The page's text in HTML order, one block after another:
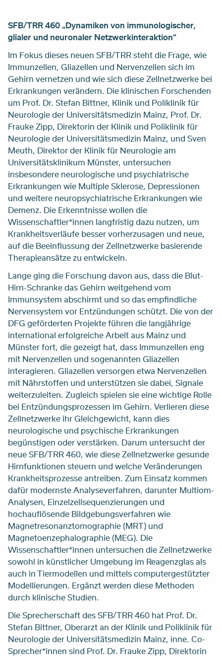
SFB/TRR 460 „Dynamiken von immunologischer,
glialer und neuronaler Netzwerkinteraktion“
Im Fokus dieses neuen SFB/TRR steht die Frage, wie
Immunzellen, Gliazellen und Nervenzellen sich im
Gehirn vernetzen und wie sich diese Zellnetzwerke bei
Erkrankungen verändern. Die klinischen Forschenden
um Prof. Dr. Stefan Bittner, Klinik und Poliklinik für
Neurologie der Universitätsmedizin Mainz, Prof. Dr.
Frauke Zipp, Direktorin der Klinik und Poliklinik für
Neurologie der Universitätsmedizin Mainz, und Sven
Meuth, Direktor der Klinik für Neurologie am
Universitätsklinikum Münster, untersuchen
insbesondere neurologische und psychiatrische
Erkrankungen wie Multiple Sklerose, Depressionen
und weitere neuropsychiatrische Erkrankungen wie
Demenz. Die Erkenntnisse wollen die
Wissenschaftler*innen langfristig dazu nutzen, um
Krankheitsverläufe besser vorherzusagen und neue,
auf die Beeinflussung der Zellnetzwerke basierende
Therapieansätze zu entwickeln.
Lange ging die Forschung davon aus, dass die Blut-
Hirn-Schranke das Gehirn weitgehend vom
Immunsystem abschirmt und so das empfindliche
Nervensystem vor Entzündungen schützt. Die von der
DFG geförderten Projekte führen die langjährige
international erfolgreiche Arbeit aus Mainz und
Münster fort, die gezeigt hat, dass Immunzellen eng
mit Nervenzellen und sogenannten Gliazellen
interagieren. Gliazellen versorgen etwa Nervenzellen
mit Nährstoffen und unterstützen sie dabei, Signale
weiterzuleiten. Zugleich spielen sie eine wichtige Rolle
bei Entzündungsprozessen im Gehirn. Verlieren diese
Zellnetzwerke ihr Gleichgewicht, kann dies
neurologische und psychische Erkrankungen
begünstigen oder verstärken. Darum untersucht der
neue SFB/TRR 460, wie diese Zellnetzwerke gesunde
Hirnfunktionen steuern und welche Veränderungen
Krankheitsprozesse antreiben. Zum Einsatz kommen
dafür modernste Analyseverfahren, darunter Multiom-
Analysen, Einzelzellsequenzierungen und
hochauflösende Bildgebungsverfahren wie
Magnetresonanztomographie (MRT) und
Magnetoenzephalographie (MEG). Die
Wissenschaftler*innen untersuchen die Zellnetzwerke
sowohl in künstlicher Umgebung im Reagenzglas als
auch in Tiermodellen und mittels computergestützter
Modellierungen. Ergänzt werden diese Methoden
durch klinische Studien.
Die Sprecherschaft des SFB/TRR 460 hat Prof. Dr.
Stefan Bittner, Oberarzt an der Klinik und Poliklinik für
Neurologie der Universitätsmedizin Mainz, inne. Co-
Sprecher*innen sind Prof. Dr. Frauke Zipp, Direktorin